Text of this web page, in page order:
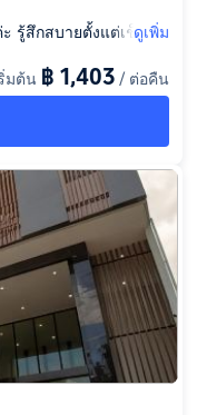
รู้สึกสบายตั้งแต่เช็คอิน
ยดได้ดีเยี่ยม พนักงานมือ
นประสบการณ์การเข้า
ดูเพิ่ม
มต้น ฿ 1,403 / ต่อคืน